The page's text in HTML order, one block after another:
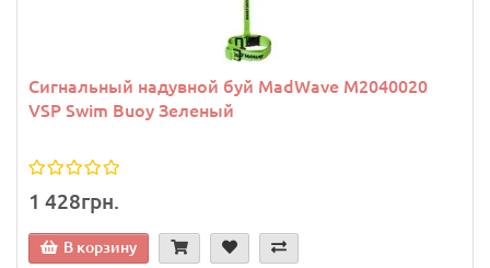
Сигнальный надувной буй MadWave M2040020
VSP Swim Buoy Зеленый
1 428грн.
В корзину